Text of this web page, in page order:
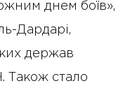
днем боїв»,
Дардарі,
держав
Також стало